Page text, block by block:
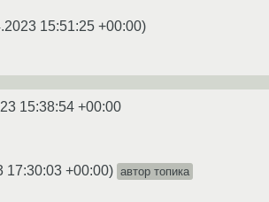
15:51:25 +00:00)
15:38:54 +00:00
17:30:03 +00:00) автор топика